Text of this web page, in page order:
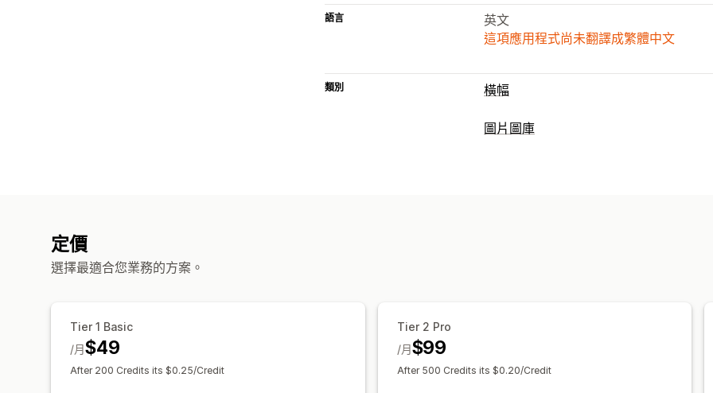
語言
英文
這項應用程式尚未翻譯成繁體中文
類別 橫幅
橫幅類型
圖片圖庫
定價
選擇最適合您業務的方案。
Tier 1 Basic
$49
/月
After 200 Credits its $0.25/Credit
Tier 2 Pro
$99
/月
After 500 Credits its $0.20/Credit